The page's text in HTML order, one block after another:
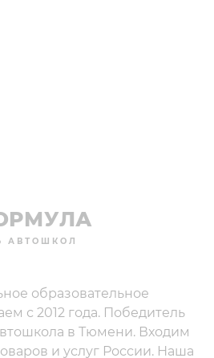
АВТОШКОЛ
образовательное
с 2012 года. Победитель
в Тюмени. Входим
и услуг России. Наша